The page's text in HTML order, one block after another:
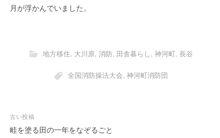
月が浮かんでいました。
地方移住, 大川原, 消防, 田舎暮らし, 神河町, 長谷
全国消防操法大会, 神河町消防団
投
稿
古い投稿
畦を塗る田の一年をなぞるごと